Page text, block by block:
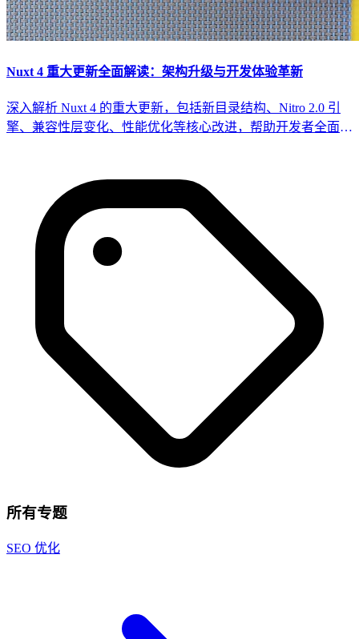
Nuxt 4 重大更新全面解读：架构升级与开发体验革新
深入解析 Nuxt 4 的重大更新，包括新目录结构、Nitro 2.0 引
擎、兼容性层变化、性能优化等核心改进，帮助开发者全面了
所有专题
SEO 优化